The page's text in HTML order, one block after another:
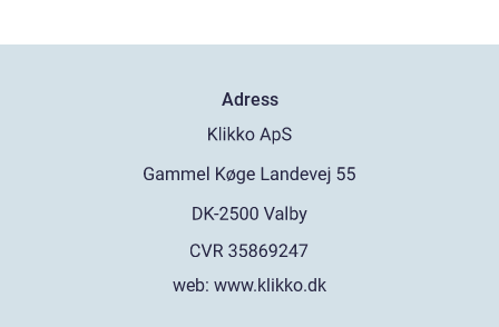
Adress
web: www.klikko.dk